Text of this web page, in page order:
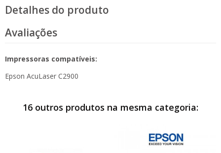
Detalhes do produto
Avaliações
Impressoras compatíveis:
Epson AcuLaser C2900
16 outros produtos na mesma categoria: